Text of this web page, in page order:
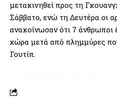
μετακινηθεί προς τη
Σάββατο, ενώ τη Δευτέρα οι
ανακοίνωσαν ότι 7
χώρα μετά από πλημμύρες
Γουτίπ.